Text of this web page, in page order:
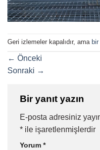
Geri izlemeler kapalıdır, ama
← Önceki
Sonraki →
Bir yanıt yazın
E-posta adresiniz
* ile işaretlenmişlerdir
Yorum *